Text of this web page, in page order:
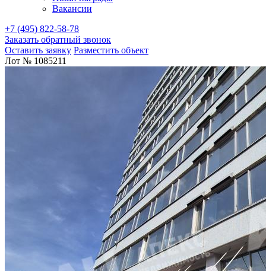
Вакансии
+7 (495) 822-58-78
Заказать обратный звонок
Оставить заявку Разместить объект
Лот № 1085211